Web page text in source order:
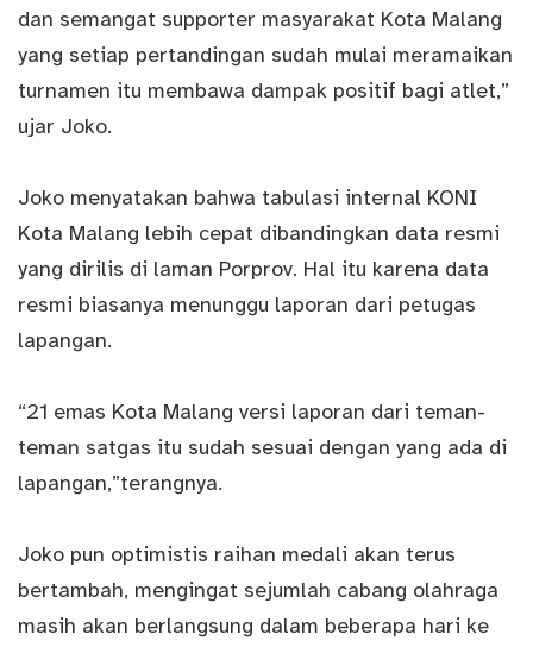
dan semangat supporter masyarakat Kota Malang
yang setiap pertandingan sudah mulai meramaikan
turnamen itu membawa dampak positif bagi atlet,”
ujar Joko.
Joko menyatakan bahwa tabulasi internal KONI
Kota Malang lebih cepat dibandingkan data resmi
yang dirilis di laman Porprov. Hal itu karena data
resmi biasanya menunggu laporan dari petugas
lapangan.
“21 emas Kota Malang versi laporan dari teman-
teman satgas itu sudah sesuai dengan yang ada di
lapangan,”terangnya.
Joko pun optimistis raihan medali akan terus
bertambah, mengingat sejumlah cabang olahraga
masih akan berlangsung dalam beberapa hari ke